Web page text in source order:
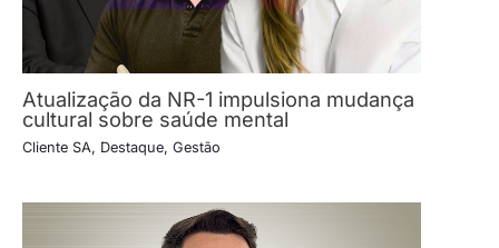
Atualização da NR-1 impulsiona mudança
cultural sobre saúde mental
Cliente SA, Destaque, Gestão